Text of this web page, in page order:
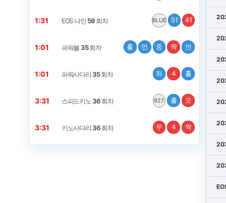
1:31 EOS 나인 59회차 BLUE 51 41
1:01 파워볼35회차 홀 언 중 짝 언
1:01 파워사다리35회차 좌 4 홀
3:31 스피드키노36회차 927 홀 오
3:31 키노사다리36회차 우 4 짝